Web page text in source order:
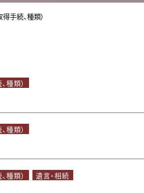
手続、種類）
種類）
種類）
種類） 遺言・相続